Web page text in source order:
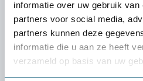
informatie over uw gebruik
partners voor social media,
partners kunnen deze
informatie die u aan ze heeft
verzameld op basis van uw
Omschrijving Quick